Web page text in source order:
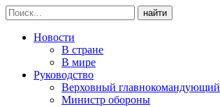
найти
Новости
В стране
В мире
Руководство
Верховный главнокомандующий
Министр обороны